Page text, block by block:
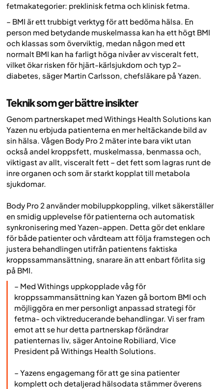
fetmakategorier: preklinisk fetma och klinisk fetma.
– BMI är ett trubbigt verktyg för att bedöma hälsa. En
person med betydande muskelmassa kan ha ett högt BMI
och klassas som överviktig, medan någon med ett
normalt BMI kan ha farligt höga nivåer av visceralt fett,
vilket ökar risken för hjärt-kärlsjukdom och typ 2-
diabetes, säger Martin Carlsson, chefsläkare på Yazen.
Teknik som ger bättre insikter
Genom partnerskapet med Withings Health Solutions kan
Yazen nu erbjuda patienterna en mer heltäckande bild av
sin hälsa. Vågen Body Pro 2 mäter inte bara vikt utan
också andel kroppsfett, muskelmassa, benmassa och,
viktigast av allt, visceralt fett – det fett som lagras runt de
inre organen och som är starkt kopplat till metabola
sjukdomar.
Body Pro 2 använder mobiluppkoppling, vilket säkerställer
en smidig upplevelse för patienterna och automatisk
synkronisering med Yazen-appen. Detta gör det enklare
för både patienter och vårdteam att följa framstegen och
justera behandlingen utifrån patientens faktiska
kroppssammansättning, snarare än att enbart förlita sig
på BMI.
– Med Withings uppkopplade våg för
kroppssammansättning kan Yazen gå bortom BMI och
möjliggöra en mer personligt anpassad strategi för
fetma- och viktreducerande behandlingar. Vi ser fram
emot att se hur detta partnerskap förändrar
patienternas liv, säger Antoine Robiliard, Vice
President på Withings Health Solutions.
– Yazens engagemang för att ge sina patienter
komplett och detaljerad hälsodata stämmer överens